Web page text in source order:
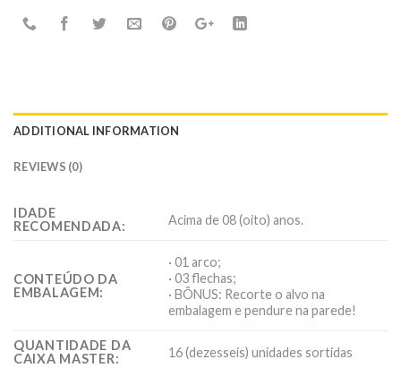
ADDITIONAL INFORMATION
REVIEWS (0)
IDADE
RECOMENDADA:
Acima de 08 (oito) anos.
CONTEÚDO DA
EMBALAGEM:
· 01 arco;
· 03 flechas;
· BÔNUS: Recorte o alvo na
embalagem e pendure na parede!
QUANTIDADE DA
CAIXA MASTER:
16 (dezesseis) unidades sortidas